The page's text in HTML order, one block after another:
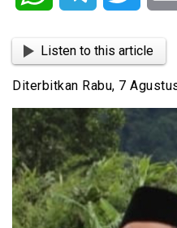
Listen to this article
Diterbitkan Rabu, 7